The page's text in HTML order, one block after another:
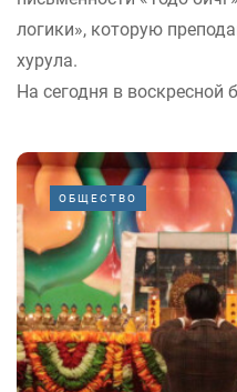
логики», которую
хурула.
На сегодня в воскресной
ОБЩЕСТВО